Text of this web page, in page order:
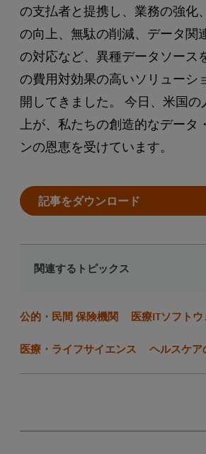
の支払者と提携し、業務の強化
の向上、無駄の削減、データ関
の対応など、異種データソース
の費用対効果の高いソリューシ
開してきました。 今日、米国の
上が、私たちの創造的なデータ
ンの恩恵を受けています。
記事をダウンロード
関連するトピックス
公的・民間 保険機関 医療ITソフト
医療・ライフサイエンス ヘルスケア